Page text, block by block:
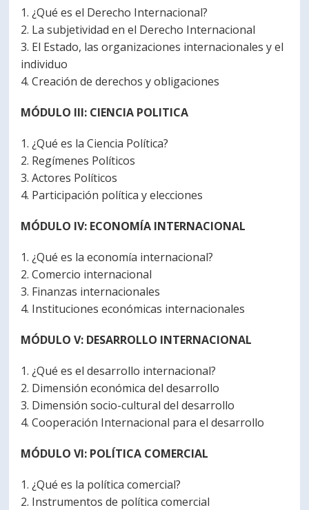
1. ¿Qué es el Derecho Internacional?
2. La subjetividad en el Derecho Internacional
3. El Estado, las organizaciones internacionales y el
individuo
4. Creación de derechos y obligaciones
MÓDULO III: CIENCIA POLITICA
1. ¿Qué es la Ciencia Política?
2. Regímenes Políticos
3. Actores Políticos
4. Participación política y elecciones
MÓDULO IV: ECONOMÍA INTERNACIONAL
1. ¿Qué es la economía internacional?
2. Comercio internacional
3. Finanzas internacionales
4. Instituciones económicas internacionales
MÓDULO V: DESARROLLO INTERNACIONAL
1. ¿Qué es el desarrollo internacional?
2. Dimensión económica del desarrollo
3. Dimensión socio-cultural del desarrollo
4. Cooperación Internacional para el desarrollo
MÓDULO VI: POLÍTICA COMERCIAL
1. ¿Qué es la política comercial?
2. Instrumentos de política comercial